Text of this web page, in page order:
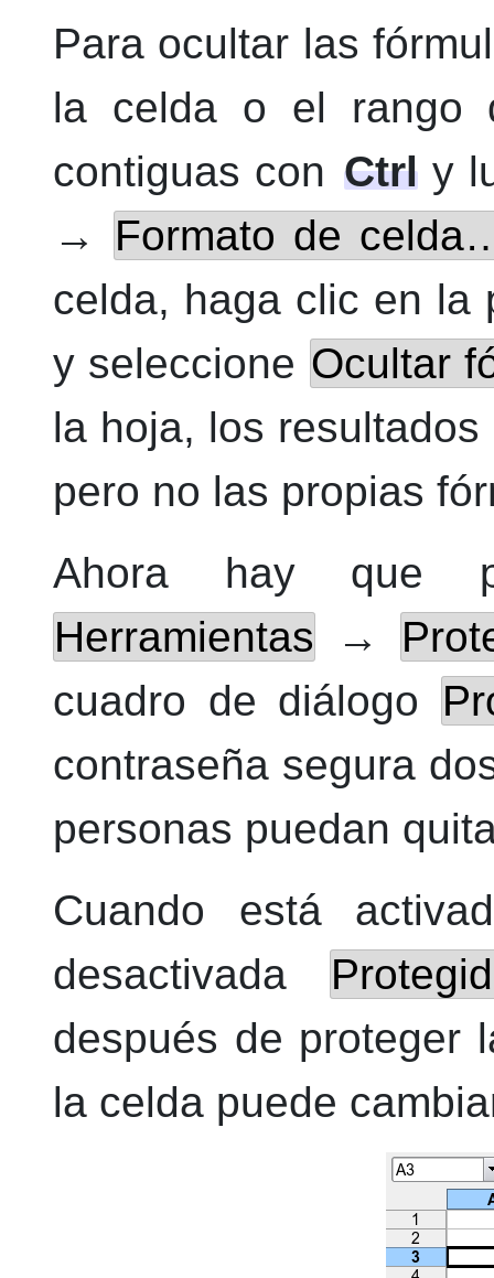
Para ocultar las
la celda o el rango
contiguas con Ctrl y
→ Formato de
celda, haga clic en la
y seleccione Ocultar
la hoja, los
pero no las propias
Ahora hay que
Herramientas →
cuadro de diálogo
contraseña segura
personas puedan
Cuando está
desactivada
después de proteger
la celda puede